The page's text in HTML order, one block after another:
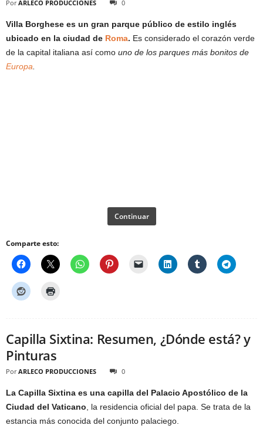
Por ARLECO PRODUCCIONES 0
Villa Borghese es un gran parque público de estilo inglés
ubicado en la ciudad de Roma. Es considerado el corazón verde
de la capital italiana así como uno de los parques más bonitos de
Europa.
Continuar
Comparte esto:
Capilla Sixtina: Resumen, ¿Dónde está? y
Pinturas
Por ARLECO PRODUCCIONES 0
La Capilla Sixtina es una capilla del Palacio Apostólico de la
Ciudad del Vaticano, la residencia oficial del papa. Se trata de la
estancia más conocida del conjunto palaciego.